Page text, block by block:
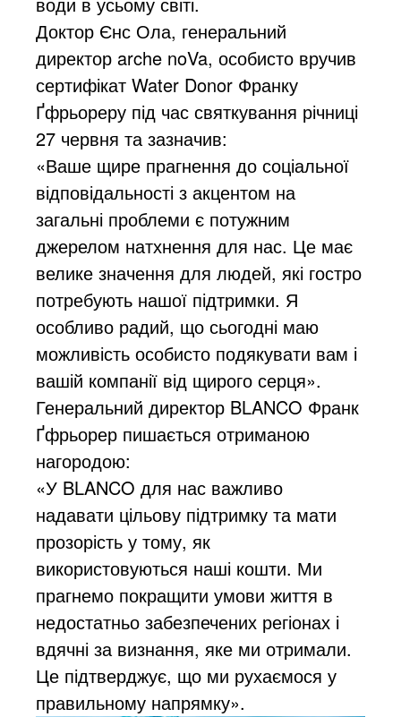
Доктор Єнс Ола, генеральний
директор arche noVa, особисто вручив
сертифікат Water Donor Франку
Ґфрьореру під час святкування річниці
27 червня та зазначив:
«Ваше щире прагнення до соціальної
відповідальності з акцентом на
загальні проблеми є потужним
джерелом натхнення для нас. Це має
велике значення для людей, які гостро
потребують нашої підтримки. Я
особливо радий, що сьогодні маю
можливість особисто подякувати вам і
вашій компанії від щирого серця».
Генеральний директор BLANCO Франк
Ґфрьорер пишається отриманою
нагородою:
«У BLANCO для нас важливо
надавати цільову підтримку та мати
прозорість у тому, як
використовуються наші кошти. Ми
прагнемо покращити умови життя в
недостатньо забезпечених регіонах і
вдячні за визнання, яке ми отримали.
Це підтверджує, що ми рухаємося у
правильному напрямку».